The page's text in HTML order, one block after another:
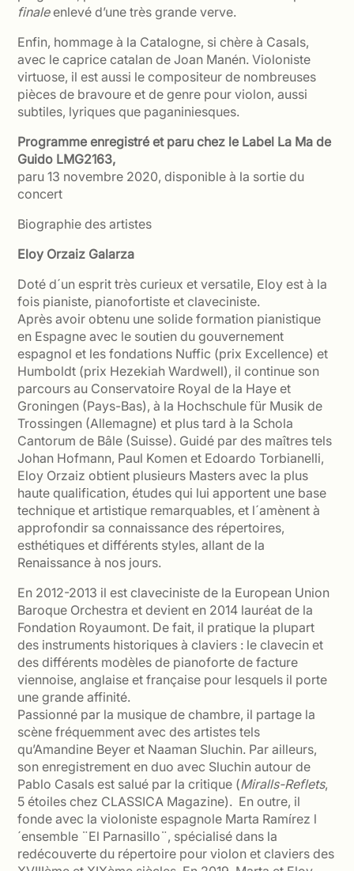
finaleenlevé d’une très grande verve.
Enfin, hommage à la Catalogne, si chère à Casals,
avec le caprice catalan de Joan Manén. Violoniste
virtuose, il est aussi le compositeur de nombreuses
pièces de bravoure et de genre pour violon, aussi
subtiles, lyriques que paganiniesques.
Programme enregistré et paru chez le Label La Ma de
Guido LMG2163,
paru 13 novembre 2020, disponible à la sortie du
concert
Biographie des artistes
Eloy Orzaiz Galarza
Doté d´un esprit très curieux et versatile, Eloy est à la
fois pianiste, pianofortiste et claveciniste.
Après avoir obtenu une solide formation pianistique
en Espagne avec le soutien du gouvernement
espagnol et les fondations Nuffic (prix Excellence) et
Humboldt (prix Hezekiah Wardwell), il continue son
parcours au Conservatoire Royal de la Haye et
Groningen (Pays-Bas), à la Hochschule für Musik de
Trossingen (Allemagne) et plus tard à la Schola
Cantorum de Bâle (Suisse). Guidé par des maîtres tels
Johan Hofmann, Paul Komen et Edoardo Torbianelli,
Eloy Orzaiz obtient plusieurs Masters avec la plus
haute qualification, études qui lui apportent une base
technique et artistique remarquables, et l´amènent à
approfondir sa connaissance des répertoires,
esthétiques et différents styles, allant de la
Renaissance à nos jours.
En 2012-2013 il est claveciniste de la European Union
Baroque Orchestra et devient en 2014 lauréat de la
Fondation Royaumont. De fait, il pratique la plupart
des instruments historiques à claviers : le clavecin et
des différents modèles de pianoforte de facture
viennoise, anglaise et française pour lesquels il porte
une grande affinité.
Passionné par la musique de chambre, il partage la
scène fréquemment avec des artistes tels
qu’Amandine Beyer et Naaman Sluchin. Par ailleurs,
son enregistrement en duo avec Sluchin autour de
Pablo Casals est salué par la critique (Miralls-Reflets,
5 étoiles chez CLASSICA Magazine). En outre, il
fonde avec la violoniste espagnole Marta Ramírez l
´ensemble ¨El Parnasillo¨, spécialisé dans la
redécouverte du répertoire pour violon et claviers des